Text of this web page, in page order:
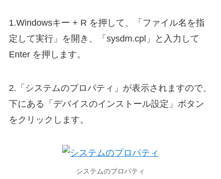
1.Windowsキー + R を押して、「ファイル名を指
定して実行」を開き、「sysdm.cpl」と入力して
Enter を押します。
2.「システムのプロパティ」が表示されますので、
下にある「デバイスのインストール設定」ボタン
をクリックします。
システムのプロパティ